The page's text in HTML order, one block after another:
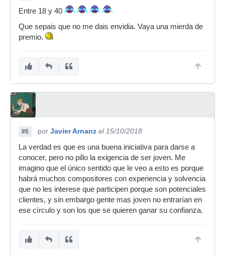
Entre 18 y 40
Que sepais que no me dais envidia. Vaya una mierda de
premio.
#6 por Javier Arnanz el 15/10/2018
La verdad es que es una buena iniciativa para darse a
conocer, pero no pillo la exigencia de ser joven. Me
imagino que el único sentido que le veo a esto es porque
habrá muchos compositores con experiencia y solvencia
que no les interese que participen porque son potenciales
clientes, y sin embargo gente mas joven no entrarían en
ese círculo y son los que se quieren ganar su confianza.